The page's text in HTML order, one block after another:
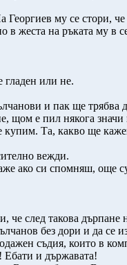
му се стори,
на ръката му в
или не.
и пак ще
щом е пил някога значи
Та, какво ще
вежди.
ако си спомняш, още
след такова дърпане
без дори и да се
съдия, които в
Ебати и държавата!